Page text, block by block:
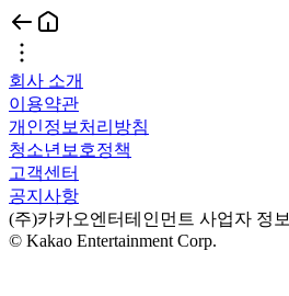
회사 소개
이용약관
개인정보처리방침
청소년보호정책
고객센터
공지사항
(주)카카오엔터테인먼트 사업자 정보
© Kakao Entertainment Corp.